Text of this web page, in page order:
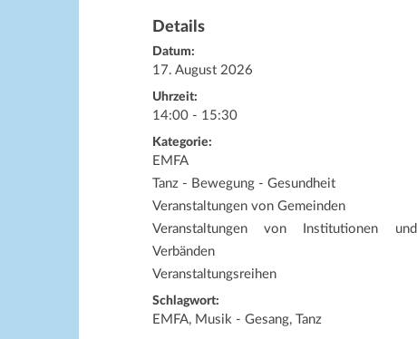
Details
Datum:
17. August 2026
Uhrzeit:
14:00 - 15:30
Kategorie:
EMFA
Tanz - Bewegung - Gesundheit
Veranstaltungen von Gemeinden
Veranstaltungen von Institutionen und
Verbänden
Veranstaltungsreihen
Schlagwort:
EMFA, Musik - Gesang, Tanz